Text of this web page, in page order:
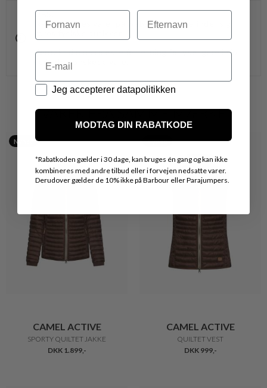
OBS.
Ikke alle vores varer på webshoppen, befinder sig i
Kontakt din nærmeste forretning for ydeligere info.
vedr. den ønskede vare.
VARER FRA SAMME MÆRKE
Nyhed
CAMEL ACTIVE
SPORTY QUILTET JAKKE
DKK 1.899,-
Nyhed
CAMEL ACTIVE
QUILTET VEST
DKK 999,-
Navn Efternavn
Email
Datapolitik
Jeg accepterer datapolitikken
MODTAG DIN RABATKODE
*Rabatkoden gælder i 30 dage, kan bruges én gang og kan ikke
kombineres med andre tilbud eller i forvejen nedsatte varer.
Derudover gælder de 10% ikke på Barbour eller Parajumpers.